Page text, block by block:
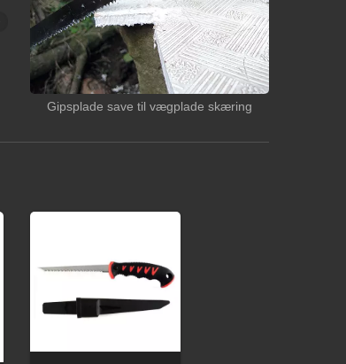
Gipsplade save til vægplade skæring